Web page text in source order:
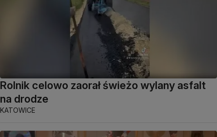
Rolnik celowo zaorał świeżo wylany asfalt
na drodze
KATOWICE